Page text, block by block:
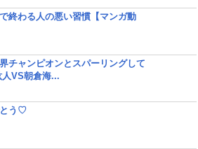
終わる人の悪い習慣【マンガ動
チャンピオンとスパーリングして
VS朝倉海...
う♡